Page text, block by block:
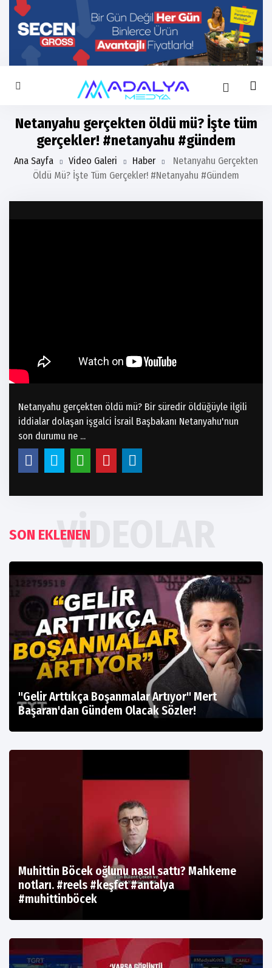
Netanyahu gerçekten öldü mü? İşte tüm
gerçekler! #netanyahu #gündem
Ana Sayfa Video Galeri Haber
Netanyahu Gerçekten
Öldü Mü? İşte Tüm Gerçekler! #netanyahu #gündem
Netanyahu gerçekten öldü mü? Bir süredir öldüğüyle ilgili
iddialar dolaşan işgalci İsrail Başbakanı Netanyahu'nun
son durumu ne ...
SON EKLENENVIDEOLAR
"Gelir Arttıkça Boşanmalar Artıyor" Mert
Başaran'dan Gündem Olacak Sözler!
Muhittin Böcek oğlunu nasıl sattı? Mahkeme
notları. #reels #keşfet #antalya
#muhittinböcek